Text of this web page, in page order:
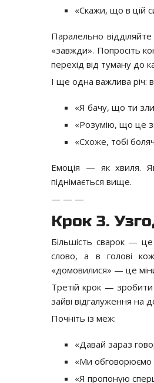
«Скажи, що в цій
Паралельно
«завжди». Попросіть
перехід від туману до
І ще одна важлива річ:
«Я бачу, що ти
«Розумію, що це
«Схоже, тобі
Емоція — як хвиля.
піднімається вище.
— — —
Крок 3.
Більшість сварок —
слово, а в голові
«домовилися» — це міни
Третій крок —
зайві відгалуження на
Почніть із меж:
«Давай зараз
«Ми
«Я пропоную